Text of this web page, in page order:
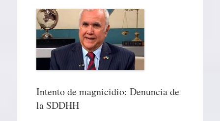
Intento de magnicidio: Denuncia de
la SDDHH